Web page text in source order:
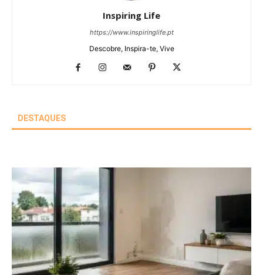
Inspiring Life
https://www.inspiringlife.pt
Descobre, Inspira-te, Vive
DESTAQUES